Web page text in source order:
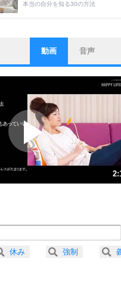
本当の自分を知る30の方法
ストレス対策
他人と比べない。
いっそのこと、他人を見な
いらいらしない人になる30の方法
プラス思考
ポジティブになれない原因
ポジティブ思考になる30の方法
ストレス対策
人生、なんとかなるもの。
気楽に生きる30の方法
器の大きい人は、怒りを優
プラス思考
動画 音声
262KB 1分6秒）
209KB 53秒）
175KB 44秒）
休み 強制